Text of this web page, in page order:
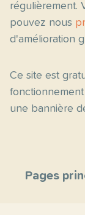
régulièrement.
pouvez nous
d'amélioration
Ce site est
une bannière
Pages